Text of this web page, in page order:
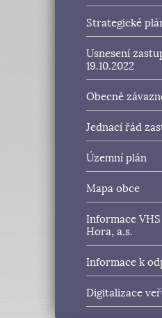
Strategické
Usnesení
19.10.2022
Obecně
Jednací řád
Územní plán
Mapa obce
Informace
Hora, a.s.
Informace k
Digitalizace